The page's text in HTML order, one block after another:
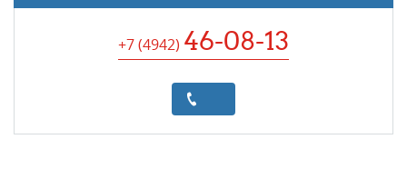
+7 (4942) 46-08-13